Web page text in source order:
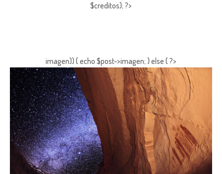
$creditos); ?>
imagen)) { echo $post->imagen; } else { ?>